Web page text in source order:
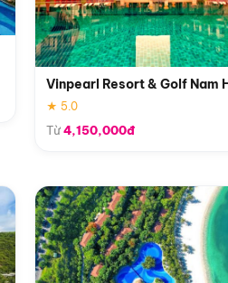
Vinpearl Resort & Golf Nam
★ 5.0
Từ4,150,000đ